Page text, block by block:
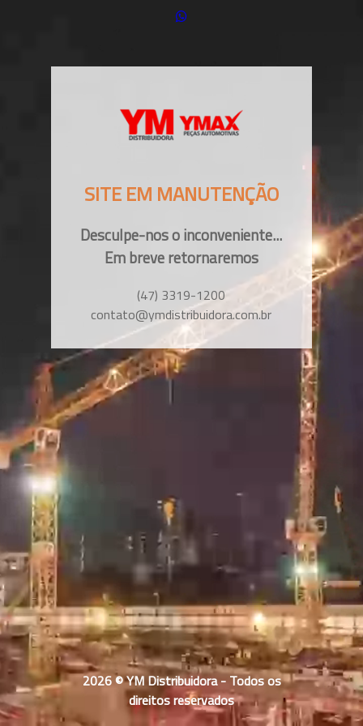
SITE EM MANUTENÇÃO
Desculpe-nos o inconveniente...
Em breve retornaremos
(47) 3319-1200
contato@ymdistribuidora.com.br
2026 © YM Distribuidora - Todos os
direitos reservados